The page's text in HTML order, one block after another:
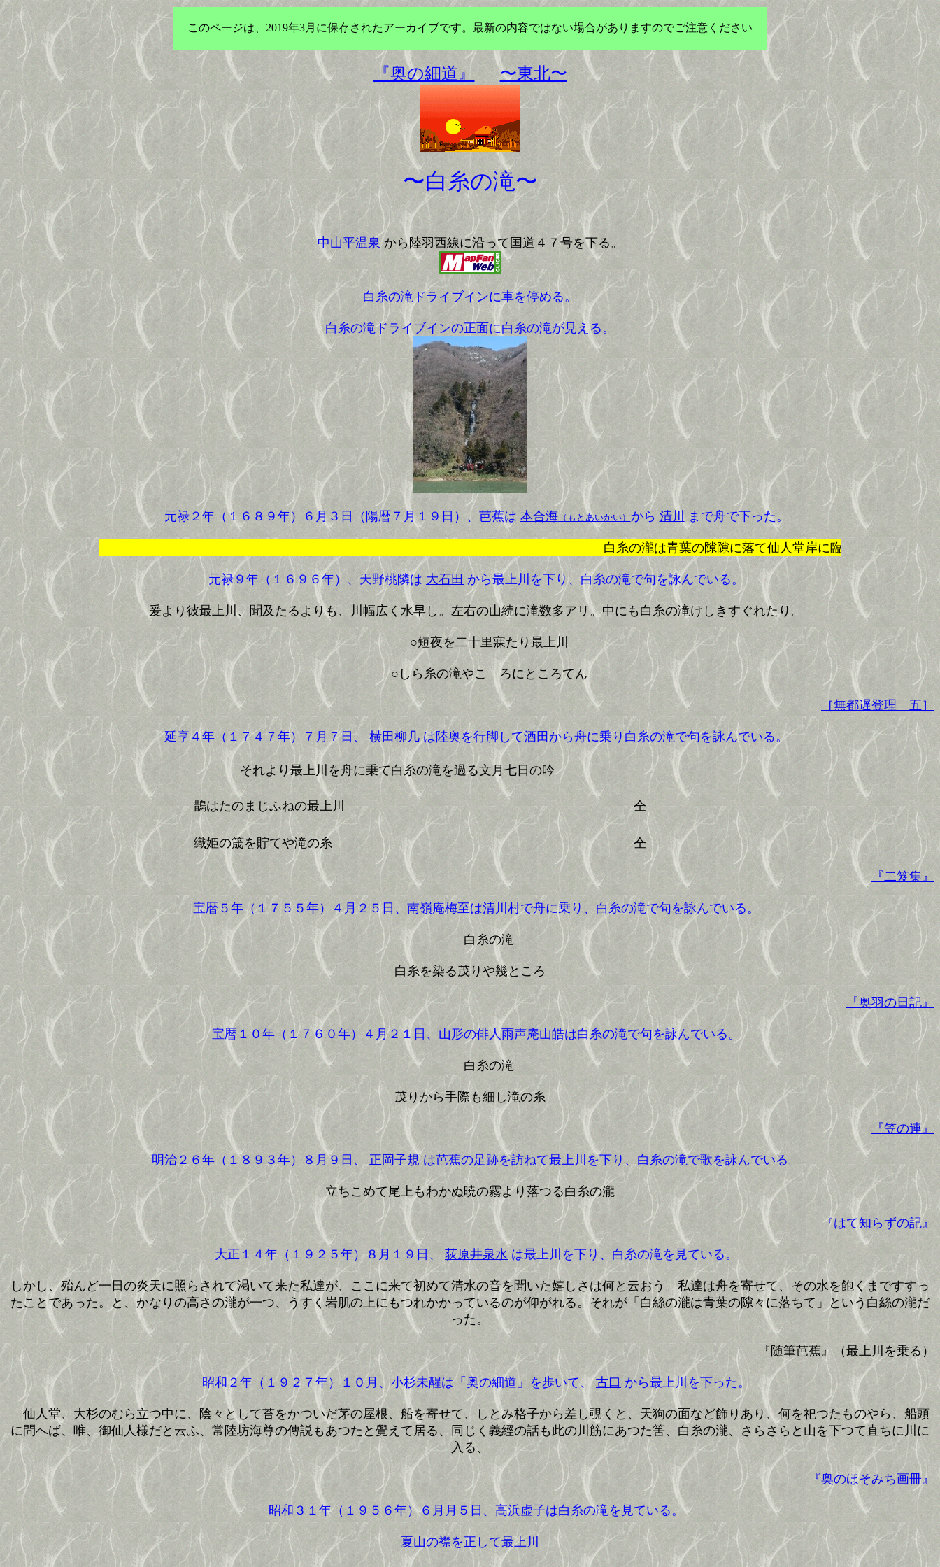
このページは、2019年3月に保存されたアーカイブです。最新の内容ではない場合がありますのでご注意ください
『奥の細道』 〜東北〜
〜白糸の滝〜
中山平温泉から陸羽西線に沿って国道４７号を下る。
白糸の滝ドライブインに車を停める。
白糸の滝ドライブインの正面に白糸の滝が見える。
元禄２年（１６８９年）６月３日（陽暦７月１９日）、芭蕉は本合海（もとあいかい） から 清川まで舟で下った。
白糸の瀧は青葉の隙隙に落て仙人堂岸に臨て立。水みなぎつて舟
元禄９年（１６９６年）、天野桃隣は 大石田 から最上川を下り、白糸の滝で句を詠んでいる。
爰より彼最上川、聞及たるよりも、川幅広く水早し。左右の山続に滝数多アリ。中にも白糸の滝けしきすぐれたり。
○短夜を二十里寐たり最上川
○しら糸の滝やこゝろにところてん
［無都遅登理 五］
延享４年（１７４７年）７月７日、 横田柳几は陸奥を行脚して酒田から舟に乗り白糸の滝で句を詠んでいる。
それより最上川を舟に乗て白糸の滝を過る文月七日の吟
鵲はたのまじふねの最上川 仝
織姫の筬を貯てや滝の糸 仝
『二笈集』
宝暦５年（１７５５年）４月２５日、南嶺庵梅至は清川村で舟に乗り、白糸の滝で句を詠んでいる。
白糸の滝
白糸を染る茂りや幾ところ
『奥羽の日記』
宝暦１０年（１７６０年）４月２１日、山形の俳人雨声庵山皓は白糸の滝で句を詠んでいる。
白糸の滝
茂りから手際も細し滝の糸
『笠の連』
明治２６年（１８９３年）８月９日、 正岡子規は芭蕉の足跡を訪ねて最上川を下り、白糸の滝で歌を詠んでいる。
立ちこめて尾上もわかぬ暁の霧より落つる白糸の瀧
『はて知らずの記』
大正１４年（１９２５年）８月１９日、 荻原井泉水は最上川を下り、白糸の滝を見ている。
しかし、殆んど一日の炎天に照らされて渇いて来た私達が、ここに来て初めて清水の音を聞いた嬉しさは何と云おう。私達は舟を寄せて、その水を飽くまですすっ
たことであった。と、かなりの高さの瀧が一つ、うすく岩肌の上にもつれかかっているのが仰がれる。それが「白絲の瀧は青葉の隙々に落ちて」という白絲の瀧だ
った。
『随筆芭蕉』（最上川を乗る）
昭和２年（１９２７年）１０月、小杉未醒は「奥の細道」を歩いて、古口 から最上川を下った。
仙人堂、大杉のむら立つ中に、陰々として苔をかついだ茅の屋根、船を寄せて、しとみ格子から差し覗くと、天狗の面など飾りあり、何を祀つたものやら、船頭
に問へば、唯、御仙人様だと云ふ、常陸坊海尊の傳説もあつたと覺えて居る、同じく義經の話も此の川筋にあつた筈、白糸の瀧、さらさらと山を下つて直ちに川に
入る、
『奥のほそみち画冊』
昭和３１年（１９５６年）６月月５日、高浜虚子は白糸の滝を見ている。
夏山の襟を正して最上川